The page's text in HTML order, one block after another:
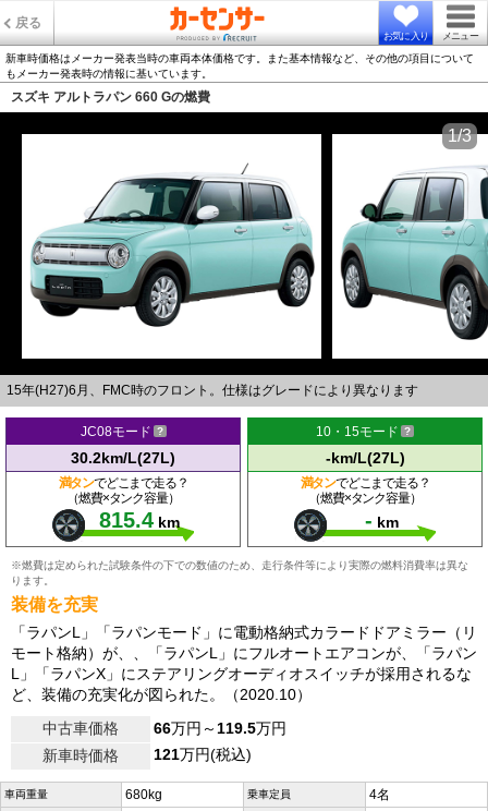
戻る
お気に入り メニュー
新車時価格はメーカー発表当時の車両本体価格です。また基本情報など、その他の項目について
もメーカー発表時の情報に基いています。
スズキ アルトラパン 660 Gの燃費
15年(H27)6月、FMC時のフロント。仕様はグレードにより異なります
1/3
JC08モード
30.2km/L(27L)
満タンでどこまで走る？
（燃費×タンク容量）
815.4 km
10・15モード
-km/L(27L)
満タンでどこまで走る？
（燃費×タンク容量）
- km
※燃費は定められた試験条件の下での数値のため、走行条件等により実際の燃料消費率は異な
ります。
装備を充実
「ラパンL」「ラパンモード」に電動格納式カラードドアミラー（リ
モート格納）が、、「ラパンL」にフルオートエアコンが、「ラパン
L」「ラパンX」にステアリングオーディオスイッチが採用されるな
ど、装備の充実化が図られた。（2020.10）
中古車価格
66万円～119.5万円
新車時価格
121万円(税込)
車両重量 680kg 乗車定員 4名